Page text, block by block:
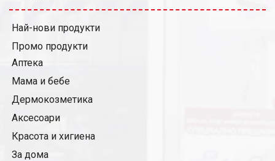
Най-нови продукти
Промо продукти
Аптека
Мама и бебе
Дермокозметика
Аксесоари
Красота и хигиена
За дома